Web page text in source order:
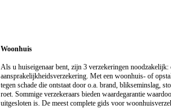
Woonhuis
Als u huiseigenaar bent, zijn 3 verzekeringen
aansprakelijkheidsverzekering. Met een woonhuis- of
tegen schade die ontstaat door o.a. brand, blikseminslag,
roet. Sommige verzekeraars bieden waardegarantie
uitgesloten is. De meest complete gids voor